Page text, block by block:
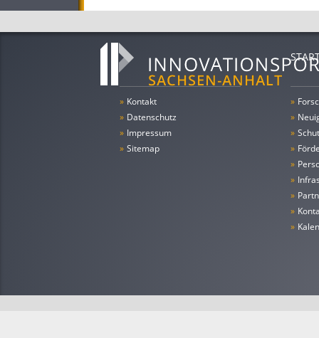
» Kontakt
» Datenschutz
» Impressum
» Sitemap
»
»
»
»
»
»
»
»
»